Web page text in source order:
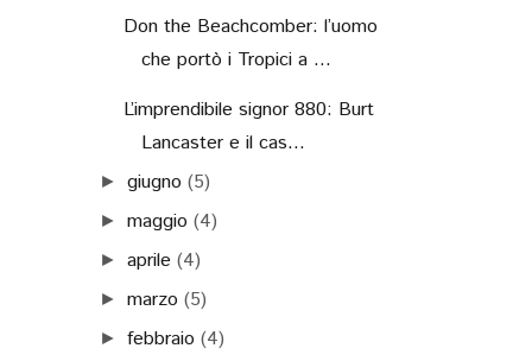
Don the Beachcomber: l’uomo
che portò i Tropici a ...
L’imprendibile signor 880: Burt
Lancaster e il cas...
►giugno (5)
►maggio (4)
►aprile (4)
►marzo (5)
►febbraio (4)